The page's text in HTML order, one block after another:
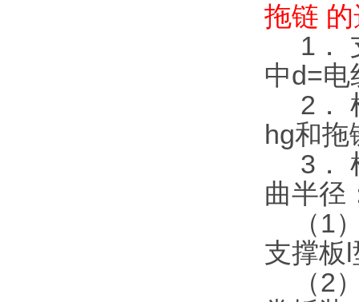
拖链
1．
中d=电
2．
hg和拖
3．
曲半径
（1）
支撑板
（2）